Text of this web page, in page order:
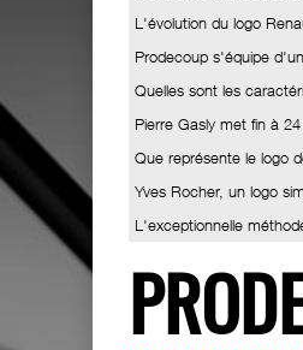
L'évolution du logo
Prodecoup s'équipe
Quelles sont les
Pierre Gasly met fin à
Que représente le logo
Yves Rocher, un logo
L'exceptionnelle